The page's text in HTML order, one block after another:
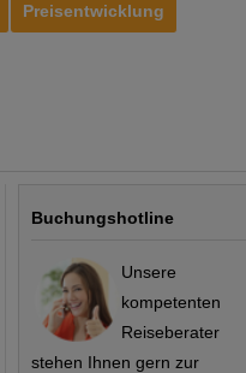
Preisentwicklung
Buchungshotline
Unsere
kompetenten
Reiseberater
stehen Ihnen gern zur